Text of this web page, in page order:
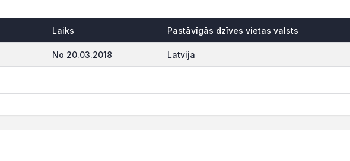
Laiks Pastāvīgās dzīves vietas valsts
No 20.03.2018 Latvija